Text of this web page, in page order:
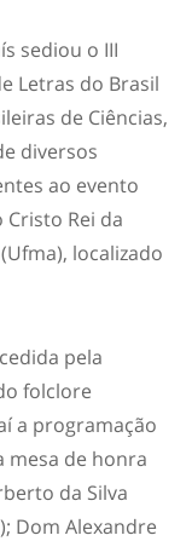
sediou o III
Letras do Brasil
de Ciências,
diversos
ao evento
Rei da
localizado
pela
folclore
a programação
mesa de honra
da Silva
Dom Alexandre